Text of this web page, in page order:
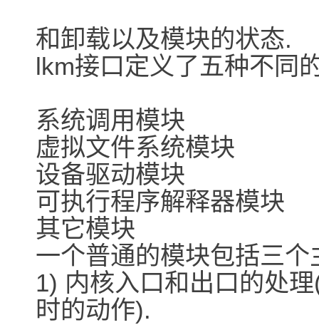
和卸载以及模块的状态.
lkm接口定义了五种不同
系统调用模块
虚拟文件系统模块
设备驱动模块
可执行程序解释器模块
其它模块
一个普通的模块包括三个
1) 内核入口和出口的处
时的动作).